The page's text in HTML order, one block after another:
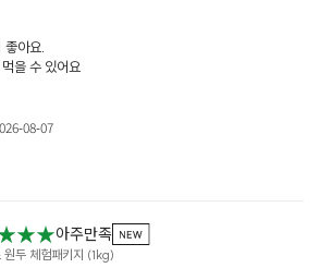
아요.
을 수 있어요
08-07
아주만족
원두 체험패키지 (1kg)